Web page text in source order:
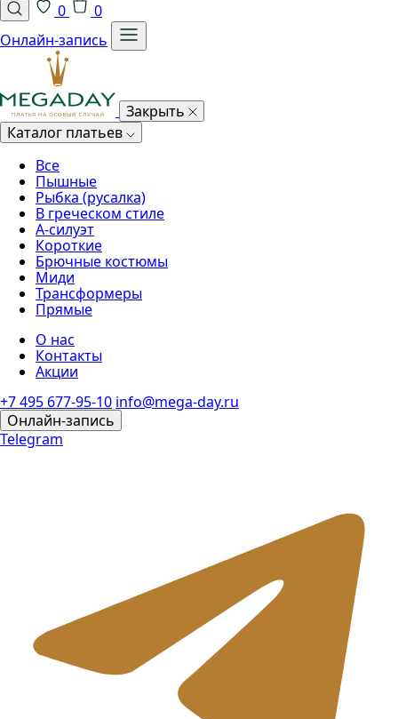
0
0
Онлайн-запись
Закрыть
Каталог платьев
Все
Пышные
Рыбка (русалка)
В греческом стиле
А-силуэт
Короткие
Брючные костюмы
Миди
Трансформеры
Прямые
О нас
Контакты
Акции
+7 495 677-95-10 info@mega-day.ru
Онлайн-запись
Telegram